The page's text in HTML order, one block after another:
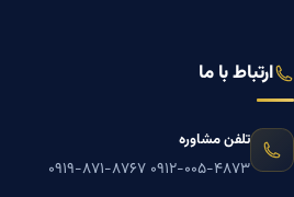
ارتباط با ما
تلفن مشاوره
۰۹۱۲-۰۰۵-۴۸۷۳ ۰۹۱۹-۸۷۱-۸۷۶۷